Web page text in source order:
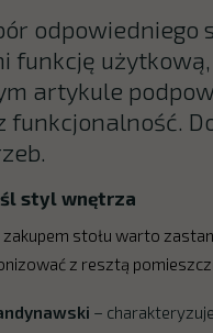
odpowiedniego
funkcję
artykule
funkcjonalność.
styl wnętrza
zakupem stołu warto
z resztą
–